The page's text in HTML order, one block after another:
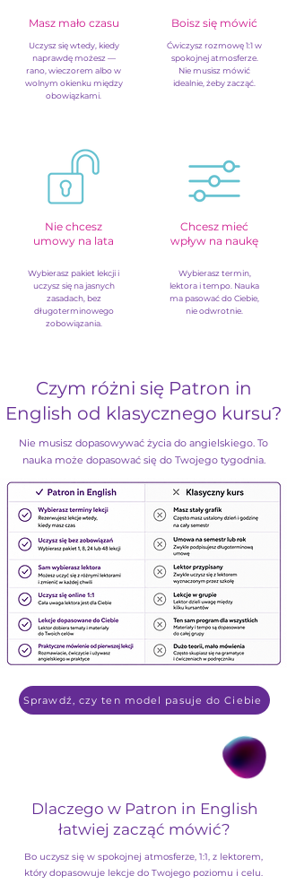
Masz mało czasu
Uczysz się wtedy, kiedy
naprawdę możesz —
rano, wieczorem albo w
wolnym okienku między
obowiązkami.
Nie chcesz
umowy na lata
Wybierasz pakiet lekcji i
uczysz się na jasnych
zasadach, bez
długoterminowego
zobowiązania.
Boisz się mówić
Ćwiczysz rozmowę 1:1 w
spokojnej atmosferze.
Nie musisz mówić
idealnie, żeby zacząć.
Chcesz mieć
wpływ na naukę
Wybierasz termin,
lektora i tempo. Nauka
ma pasować do Ciebie,
nie odwrotnie.
Czym różni się Patron in
English od klasycznego kursu?
Nie musisz dopasowywać życia do angielskiego. To
nauka może dopasować się do Twojego tygodnia.
Sprawdź, czy ten model pasuje do Ciebie
Dlaczego w Patron in English
łatwiej zacząć mówić?
Bo uczysz się w spokojnej atmosferze, 1:1, z lektorem,
który dopasowuje lekcje do Twojego poziomu i celu.